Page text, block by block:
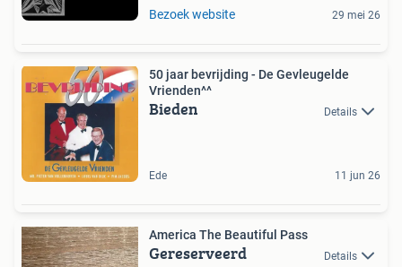
Bezoek website 29 mei 26
50 jaar bevrijding - De Gevleugelde
Vrienden^^
Bieden Details
Ede 11 jun 26
America The Beautiful Pass
Gereserveerd Details